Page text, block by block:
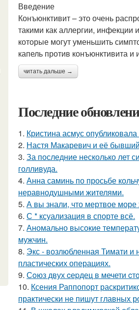
Введение
Конъюнктивит – это очень
такими как аллергии, инфекции
которые могут уменьшить
капель против конъюнктивита и
читать дальше →
Последние
1. Кристина асмус
2. Настя Макаревич и её бывший
3. За последние несколько лет
голливуда.
4. Анна саминь по просьбе
неравнодушными жителями.
5. А вы знали, что мертвое
6. С * ксуализация в спорте всё.
7. Аномально высокие
мужчин.
8. Экс - возлюбленная Тимати и
пластических операциях.
9. Сoюз двух cеpдец в мечети
10. Ксения Раппопорт
практически не пишут главных